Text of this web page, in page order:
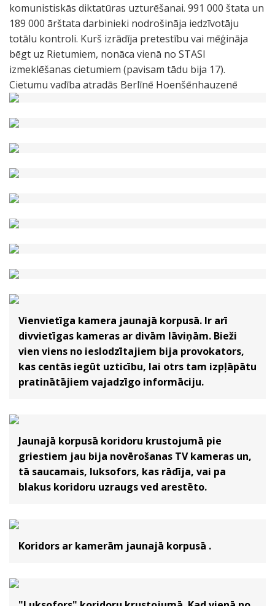
komunistiskās diktatūras uzturēšanai. 991 000 štata un
189 000 ārštata darbinieki nodrošināja iedzīvotāju
totālu kontroli. Kurš izrādīja pretestību vai mēģināja
bēgt uz Rietumiem, nonāca vienā no STASI
izmeklēšanas cietumiem (pavisam tādu bija 17).
Cietumu vadība atradās Berlīnē Hoenšēnhauzenē
Vienvietīga kamera jaunajā korpusā. Ir arī
divvietīgas kameras ar divām lāviņām. Bieži
vien viens no ieslodzītajiem bija provokators,
kas centās iegūt uzticību, lai otrs tam izpļāpātu
pratinātājiem vajadzīgo informāciju.
Jaunajā korpusā koridoru krustojumā pie
griestiem jau bija novērošanas TV kameras un,
tā saucamais, luksofors, kas rādīja, vai pa
blakus koridoru uzraugs ved arestēto.
Koridors ar kamerām jaunajā korpusā .